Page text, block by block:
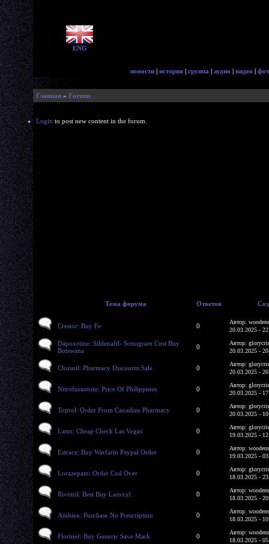
ENG
новости | история | группа | аудио | видео |
Главная » Forums
Login to post new content in the forum.
Тема форума Ответов
Crestor: Buy Fe 0
Автор:
20.03.2025 -
Dapoxetine: Sildenafil- Sonogram Cost Buy
Botswana
0
Автор:
20.03.2025 -
Clozaril: Pharmacy Discounts Sale 0
Автор:
20.03.2025 -
Nitrofurantoin: Price Of Philippines 0
Автор:
20.03.2025 -
Toprol: Order From Canadian Pharmacy 0
Автор:
20.03.2025 -
Lasix: Cheap Check Las Vegas 0
Автор:
19.03.2025 -
Estrace: Buy Warfarin Paypal Order 0
Автор:
19.03.2025 -
Lorazepam: Order Cod Over 0
Автор:
18.03.2025 -
Rivotril: Best Buy Laroxyl 0
Автор:
18.03.2025 -
Ambien: Purchase No Prescription 0
Автор:
18.03.2025 -
Florinef: Buy Generic Save Mark 0
Автор:
18.03.2025 -